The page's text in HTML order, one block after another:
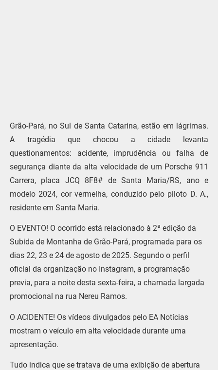
Grão-Pará, no Sul de Santa Catarina, estão em lágrimas.
A tragédia que chocou a cidade levanta
questionamentos: acidente, imprudência ou falha de
segurança diante da alta velocidade de um Porsche 911
Carrera, placa JCQ 8F8# de Santa Maria/RS, ano e
modelo 2024, cor vermelha, conduzido pelo piloto D. A.,
residente em Santa Maria.
O EVENTO! O ocorrido está relacionado à 2ª edição da
Subida de Montanha de Grão-Pará, programada para os
dias 22, 23 e 24 de agosto de 2025. Segundo o perfil
oficial da organização no Instagram, a programação
previa, para a noite desta sexta-feira, a chamada largada
promocional na rua Nereu Ramos.
O ACIDENTE! Os vídeos divulgados pelo EA Notícias
mostram o veículo em alta velocidade durante uma
apresentação.
Tudo indica que se tratava de uma exibição de abertura